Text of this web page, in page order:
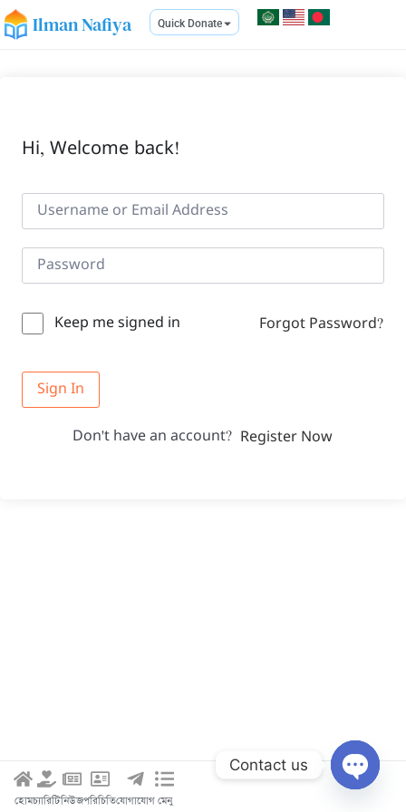
Ilman Nafiya Quick Donate
Hi, Welcome back!
Keep me signed in Forgot Password?
Sign In
Don't have an account? Register Now
হোমচ্যারিটিনিউজপরিচিতিযোগাযোগ মেনু
Contact us